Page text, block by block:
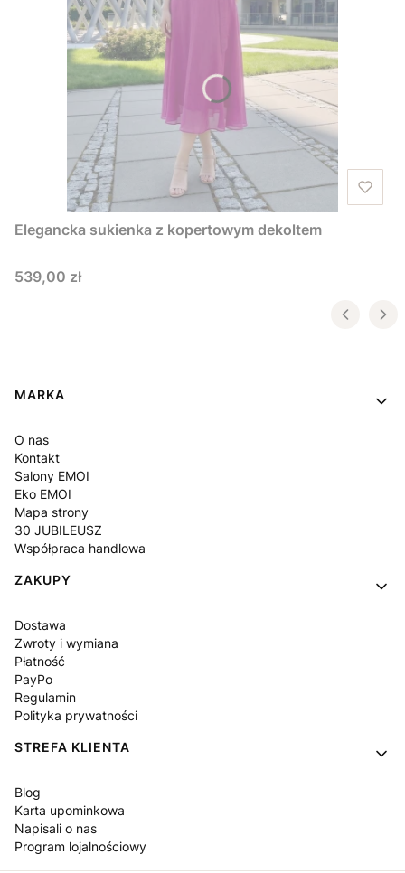
Elegancka sukienka z kopertowym dekoltem
Cena
539,00 zł
Linki w stopce
MARKA
O nas
Kontakt
Salony EMOI
Eko EMOI
Mapa strony
30 JUBILEUSZ
Współpraca handlowa
ZAKUPY
Dostawa
Zwroty i wymiana
Płatność
PayPo
Regulamin
Polityka prywatności
STREFA KLIENTA
Blog
Karta upominkowa
Napisali o nas
Program lojalnościowy